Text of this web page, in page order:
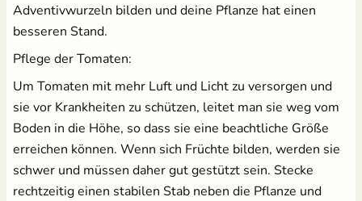
Adventivwurzeln bilden und deine Pflanze hat einen
besseren Stand.
Pflege der Tomaten:
Um Tomaten mit mehr Luft und Licht zu versorgen und
sie vor Krankheiten zu schützen, leitet man sie weg vom
Boden in die Höhe, so dass sie eine beachtliche Größe
erreichen können. Wenn sich Früchte bilden, werden sie
schwer und müssen daher gut gestützt sein. Stecke
rechtzeitig einen stabilen Stab neben die Pflanze und